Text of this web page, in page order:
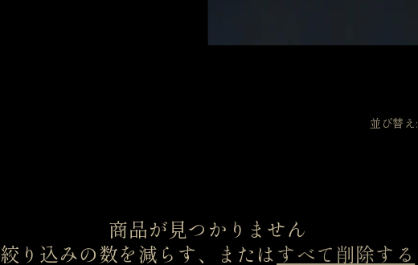
並び替え:
商品が見つかりません
絞り込みの数を減らす、またはすべて削除する